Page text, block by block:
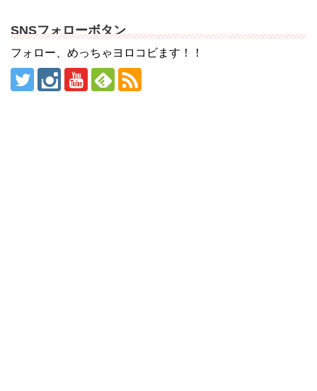
SNSフォローボタン
フォロー、めっちゃヨロコビます！！